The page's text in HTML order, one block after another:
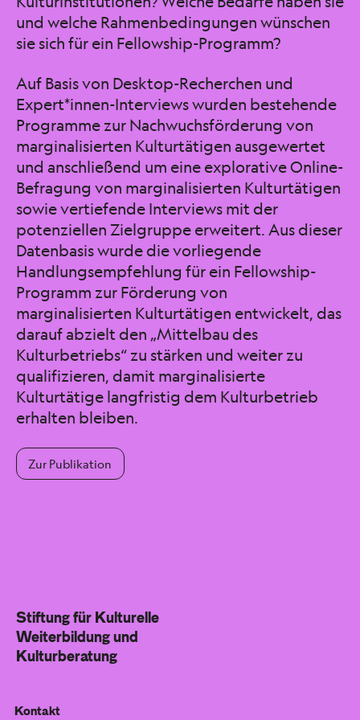
und welche Rahmenbedingungen wünschen
sie sich für ein Fellowship-Programm?
Auf Basis von Desktop-Recherchen und
Expert*innen-Interviews wurden bestehende
Programme zur Nachwuchsförderung von
marginalisierten Kulturtätigen ausgewertet
und anschließend um eine explorative Online-
Befragung von marginalisierten Kulturtätigen
sowie vertiefende Interviews mit der
potenziellen Zielgruppe erweitert. Aus dieser
Datenbasis wurde die vorliegende
Handlungsempfehlung für ein Fellowship-
Programm zur Förderung von
marginalisierten Kulturtätigen entwickelt, das
darauf abzielt den „Mittelbau des
Kulturbetriebs“ zu stärken und weiter zu
qualifizieren, damit marginalisierte
Kulturtätige langfristig dem Kulturbetrieb
erhalten bleiben.
Zur Publikation
Stiftung für Kulturelle
Weiterbildung und
Kulturberatung
Kontakt